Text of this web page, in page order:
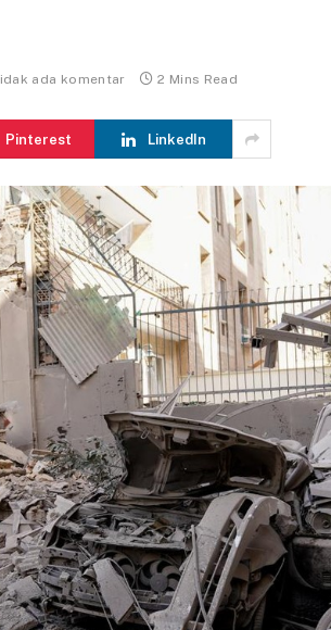
ada komentar 2 Mins Read
Pinterest LinkedIn